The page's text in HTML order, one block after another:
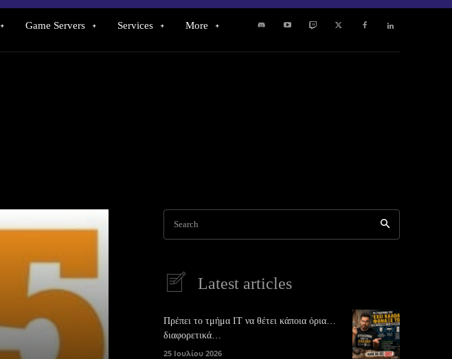
Game Servers Services More
Search
Latest articles
Πρέπει το τμήμα ΙΤ να θέτει κάποια όρια…
διαφορετικά…
25 Ιουλίου 2026